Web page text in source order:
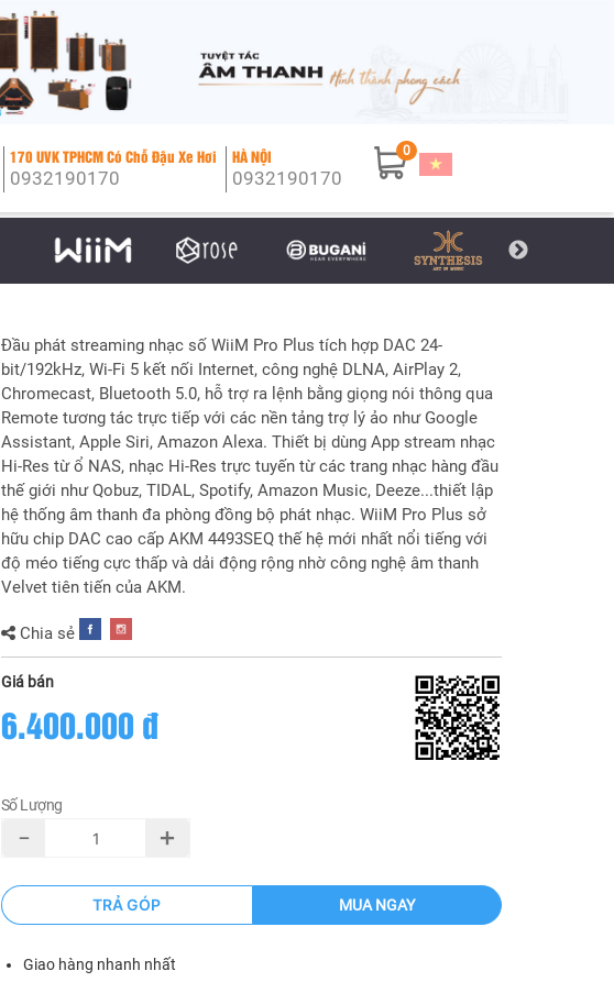
170 UVK TPHCM Có Chỗ Đậu Xe Hơi
0932190170
HÀ NỘI
0932190170
0
Đầu phát streaming nhạc số WiiM Pro Plus tích hợp DAC 24-
bit/192kHz, Wi-Fi 5 kết nối Internet, công nghệ DLNA, AirPlay 2,
Chromecast, Bluetooth 5.0, hỗ trợ ra lệnh bằng giọng nói thông qua
Remote tương tác trực tiếp với các nền tảng trợ lý ảo như Google
Assistant, Apple Siri, Amazon Alexa. Thiết bị dùng App stream nhạc
Hi-Res từ ổ NAS, nhạc Hi-Res trực tuyến từ các trang nhạc hàng đầu
thế giới như Qobuz, TIDAL, Spotify, Amazon Music, Deeze...thiết lập
hệ thống âm thanh đa phòng đồng bộ phát nhạc. WiiM Pro Plus sở
hữu chip DAC cao cấp AKM 4493SEQ thế hệ mới nhất nổi tiếng với
độ méo tiếng cực thấp và dải động rộng nhờ công nghệ âm thanh
Velvet tiên tiến của AKM.
Chia sẻ
Giá bán
6.400.000 đ
Số Lượng
TRẢ GÓP MUA NGAY
Giao hàng nhanh nhất